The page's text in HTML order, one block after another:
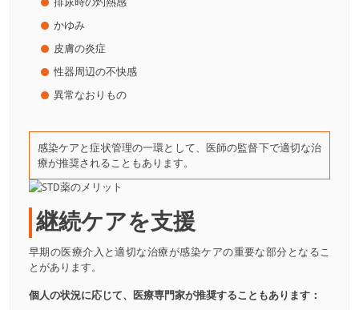
かゆみ
皮膚の炎症
性器周辺の不快感
異常なおりもの
感染ケアと症状管理の一環として、医師の監督下で適切な治
療が推奨されることもあります。
継続ケアを支援
早期の医療介入と適切な治療が感染ケアの重要な部分となるこ
とがあります。
個人の状況に応じて、医療専門家が推奨することもあります：